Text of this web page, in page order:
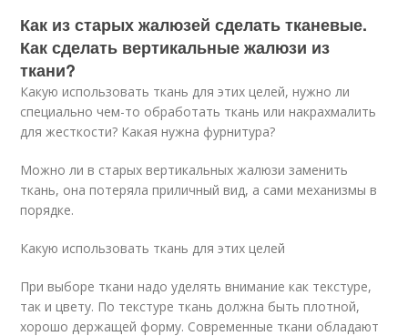
Как из старых жалюзей сделать тканевые.
Как сделать вертикальные жалюзи из
ткани?
Какую использовать ткань для этих целей, нужно ли
специально чем-то обработать ткань или накрахмалить
для жесткости? Какая нужна фурнитура?
Можно ли в старых вертикальных жалюзи заменить
ткань, она потеряла приличный вид, а сами механизмы в
порядке.
Какую использовать ткань для этих целей
При выборе ткани надо уделять внимание как текстуре,
так и цвету. По текстуре ткань должна быть плотной,
хорошо держащей форму. Современные ткани обладают